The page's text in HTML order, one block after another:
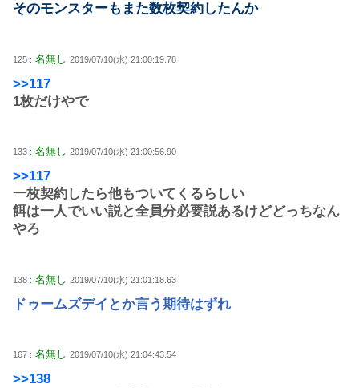
そのモンスターもまた数枚契約したんか
125 : 名無し 2019/07/10(水) 21:00:19.78
>>117
1枚だけやで
133 : 名無し 2019/07/10(水) 21:00:56.90
>>117
一枚契約したら他もついてくるらしい
餌は一人でいい説と全員分必要説あるけどどっちなん
やろ
138 : 名無し 2019/07/10(水) 21:01:18.63
ドゥームズデイとか言う期待はずれ
167 : 名無し 2019/07/10(水) 21:04:43.54
>>138